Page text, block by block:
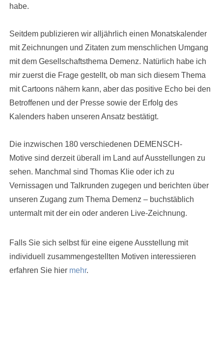
habe.
Seitdem publizieren wir alljährlich einen Monatskalender
mit Zeichnungen und Zitaten zum menschlichen Umgang
mit dem Gesellschaftsthema Demenz. Natürlich habe ich
mir zuerst die Frage gestellt, ob man sich diesem Thema
mit Cartoons nähern kann, aber das positive Echo bei den
Betroffenen und der Presse sowie der Erfolg des
Kalenders haben unseren Ansatz bestätigt.
Die inzwischen 180 verschiedenen DEMENSCH-
Motive sind derzeit überall im Land auf Ausstellungen zu
sehen. Manchmal sind Thomas Klie oder ich zu
Vernissagen und Talkrunden zugegen und berichten über
unseren Zugang zum Thema Demenz – buchstäblich
untermalt mit der ein oder anderen Live-Zeichnung.
Falls Sie sich selbst für eine eigene Ausstellung mit
individuell zusammengestellten Motiven interessieren
erfahren Sie hier mehr.